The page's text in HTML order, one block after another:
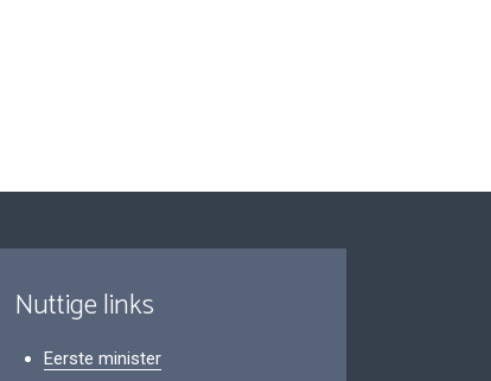
Nuttige links
Eerste minister